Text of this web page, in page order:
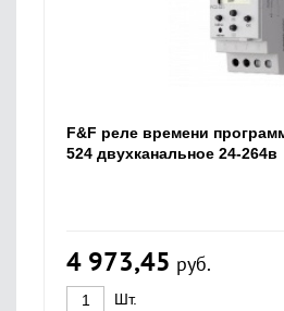
F&F реле времени
524 двухканальное 24-264в
4 973,45 руб.
Шт.